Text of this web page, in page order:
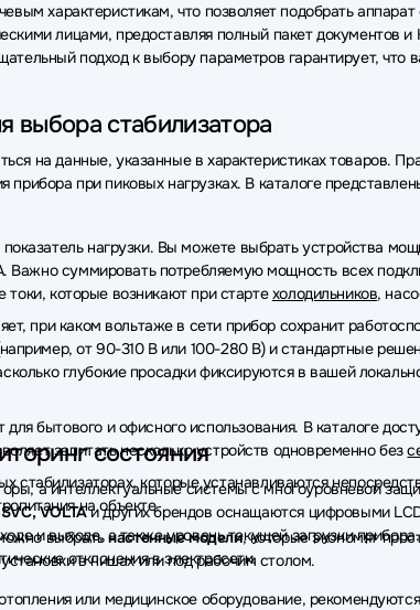
характеристикам, что позволяет подобрать
лицами, предоставляя полный пакет документов
подход к выбору параметров гарантирует, что
выбора стабилизатора
на данные, указанные в характеристиках товаров.
при пиковых нагрузках. В каталоге
нагрузки. Вы можете выбрать устройства
суммировать потребляемую мощность всех
токи, которые возникают при стартехолодильников,
при каком вольтаже в сети прибор сохранит
от 90-310 В или 100-280 В) и стандартные
глубокие просадки фиксируются в вашей
бытового и офисного использования. В каталоге
запитать несколько устройств одновременно без
стабилизаторах, которые устанавливаются
на объекте.
выбратьнастенные модели, которые экономят
в нишах или под рабочим столом.
состояния
а интеллектуальные системы с многоуровневой
SVC, VOLTAи других брендов оснащаются цифровыми
и выходе, а также уровень текущей загрузки
отклонения в электросети.
или медицинское оборудование,